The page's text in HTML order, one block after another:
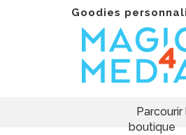
Goodies
Parcourir
boutique